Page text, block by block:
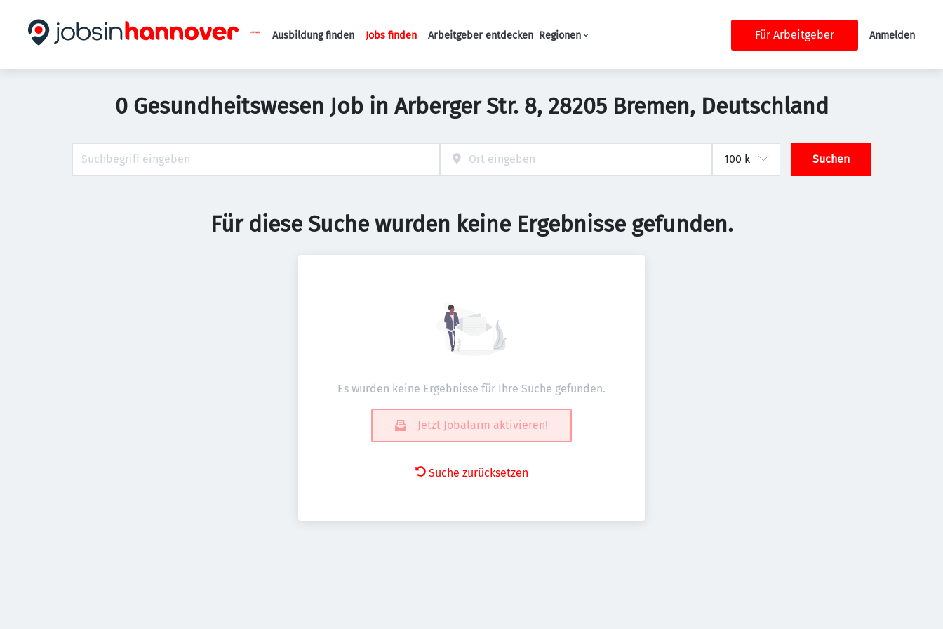
Haupt-Navigation
Ausbildung finden Jobs finden Arbeitgeber entdecken Regionen Für Arbeitgeber Anmelden
0 Gesundheitswesen Job in Arberger Str. 8, 28205 Bremen, Deutschland
Suchen
Für diese Suche wurden keine Ergebnisse gefunden.
Es wurden keine Ergebnisse für Ihre Suche gefunden.
Jetzt Jobalarm aktivieren!
Suche zurücksetzen